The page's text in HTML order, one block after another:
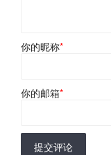
你的昵称*
你的邮箱*
提交评论